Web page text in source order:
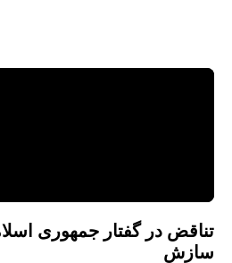
تناقض در گفتار جمهوری
سازش